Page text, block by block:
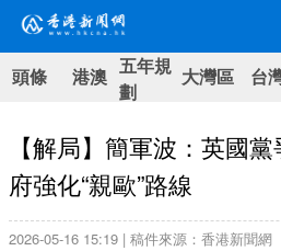
頭條 港澳 五年規
劃
大灣區 台
【解局】簡軍波：英國
府強化“親歐”路線
2026-05-16 15:19 | 稿件來源：香港新聞網